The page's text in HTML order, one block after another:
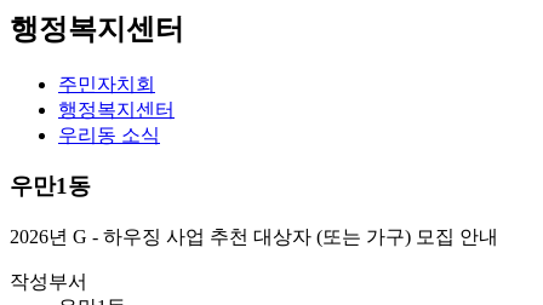
행정복지센터
주민자치회
행정복지센터
우리동 소식
우만1동
2026년 G - 하우징 사업 추천 대상자 (또는 가구) 모집 안내
작성부서